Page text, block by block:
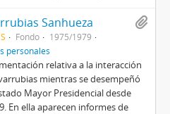
Sanhueza
Fondo
1975/1979
personales
relativa a la interacción
mientras se desempeñó
Mayor Presidencial desde
En ella aparecen informes de